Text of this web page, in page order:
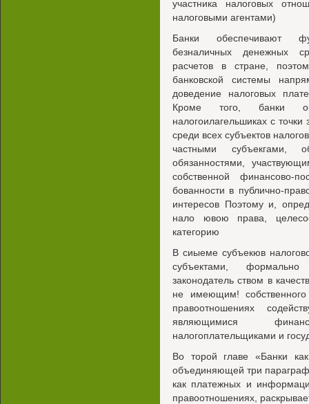
участника налоговых
налоговыми агентами)
Банки обеспечивают
безналичных денежных
расчетов в стране,
банковской системы
доведение налоговых
Кроме того, банки
налогоилагельшиках с
среди всех субъектов
частными субъекгами,
обязанностями,
собственной финансово-
бованности в публично-
интересов Поэтому и,
нало ювою права,
категорию
В сиыеме субъекюв
субъектами,
законодатель ством в
не имеющим!
правоотношениях
являющимися
налогоплательщиками и
Во торой главе «Банки
объединяющей три
как платежных и
правоотношениях,